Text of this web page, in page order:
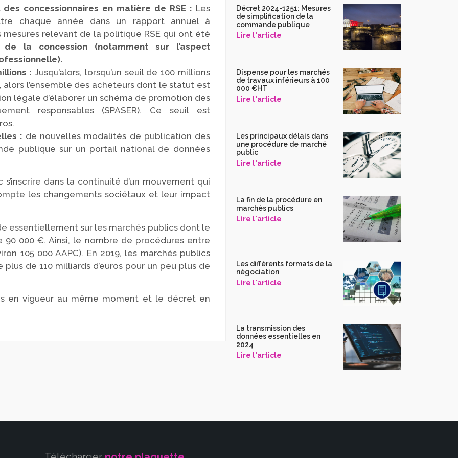
concessionnaires en matière de RSE : Les
chaque année dans un rapport annuel à
mesures relevant de la politique RSE qui ont été
la concession (notamment sur l’aspect
: Jusqu’alors, lorsqu’un seuil de 100 millions
alors l’ensemble des acheteurs dont le statut est
légale d’élaborer un schéma de promotion des
responsables (SPASER). Ce seuil est
: de nouvelles modalités de publication des
publique sur un portail national de données
dans la continuité d’un mouvement qui
les changements sociétaux et leur impact
essentiellement sur les marchés publics dont le
90 000 €. Ainsi, le nombre de procédures entre
105 000 AAPC). En 2019, les marchés publics
de 110 milliards d’euros pour un peu plus de
en vigueur au même moment et le décret en
Décret 2024-1251: Mesures
de simplification de la
commande publique
Lire l'article
Dispense pour les marchés
de travaux inférieurs à 100
000 €HT
Lire l'article
Les principaux délais dans
une procédure de marché
public
Lire l'article
La fin de la procédure en
marchés publics
Lire l'article
Les différents formats de la
négociation
Lire l'article
La transmission des
données essentielles en
2024
Lire l'article